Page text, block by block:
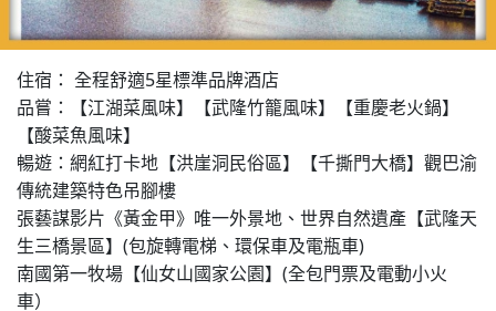
住宿： 全程舒適5星標準品牌酒店
品嘗：【江湖菜風味】【武隆竹籠風味】【重慶老火鍋】
【酸菜魚風味】
暢遊：網紅打卡地【洪崖洞民俗區】【千撕門大橋】觀巴渝
傳統建築特色吊腳樓
張藝謀影片《黃金甲》唯一外景地、世界自然遺產【武隆天
生三橋景區】(包旋轉電梯、環保車及電瓶車)
南國第一牧場【仙女山國家公園】(全包門票及電動小火
車）